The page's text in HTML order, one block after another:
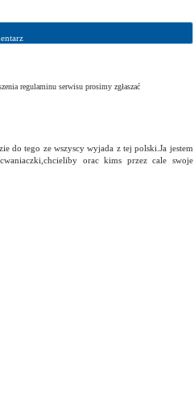
regulaminu serwisu prosimy zgłaszać
do tego ze wszyscy wyjada z tej polski.Ja jestem
orac kims przez cale swoje